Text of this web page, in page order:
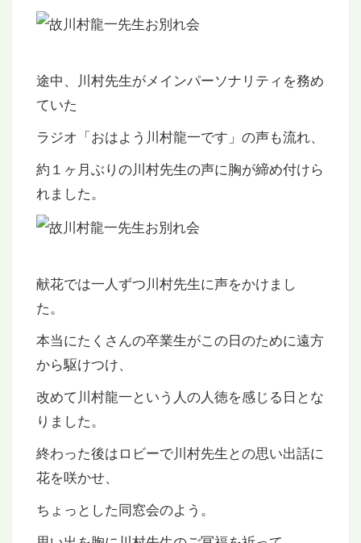
途中、川村先生がメインパーソナリティを務め
ていた
ラジオ「おはよう川村龍一です」の声も流れ、
約１ヶ月ぶりの川村先生の声に胸が締め付けら
れました。
献花では一人ずつ川村先生に声をかけまし
た。
本当にたくさんの卒業生がこの日のために遠方
から駆けつけ、
改めて川村龍一という人の人徳を感じる日とな
りました。
終わった後はロビーで川村先生との思い出話に
花を咲かせ、
ちょっとした同窓会のよう。